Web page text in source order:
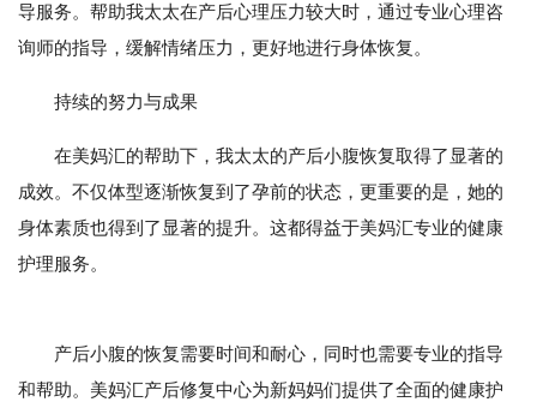
导服务。帮助我太太在产后心理压力较大时，通过专业心理咨
询师的指导，缓解情绪压力，更好地进行身体恢复。
持续的努力与成果
在美妈汇的帮助下，我太太的产后小腹恢复取得了显著的
成效。不仅体型逐渐恢复到了孕前的状态，更重要的是，她的
身体素质也得到了显著的提升。这都得益于美妈汇专业的健康
护理服务。
产后小腹的恢复需要时间和耐心，同时也需要专业的指导
和帮助。美妈汇产后修复中心为新妈妈们提供了全面的健康护